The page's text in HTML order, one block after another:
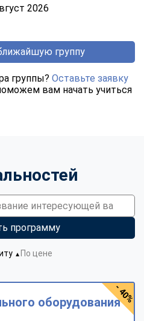
2026
группу
группы? Оставьте заявку
вам начать учиться
программу
▼ По цене
оборудования- 40%